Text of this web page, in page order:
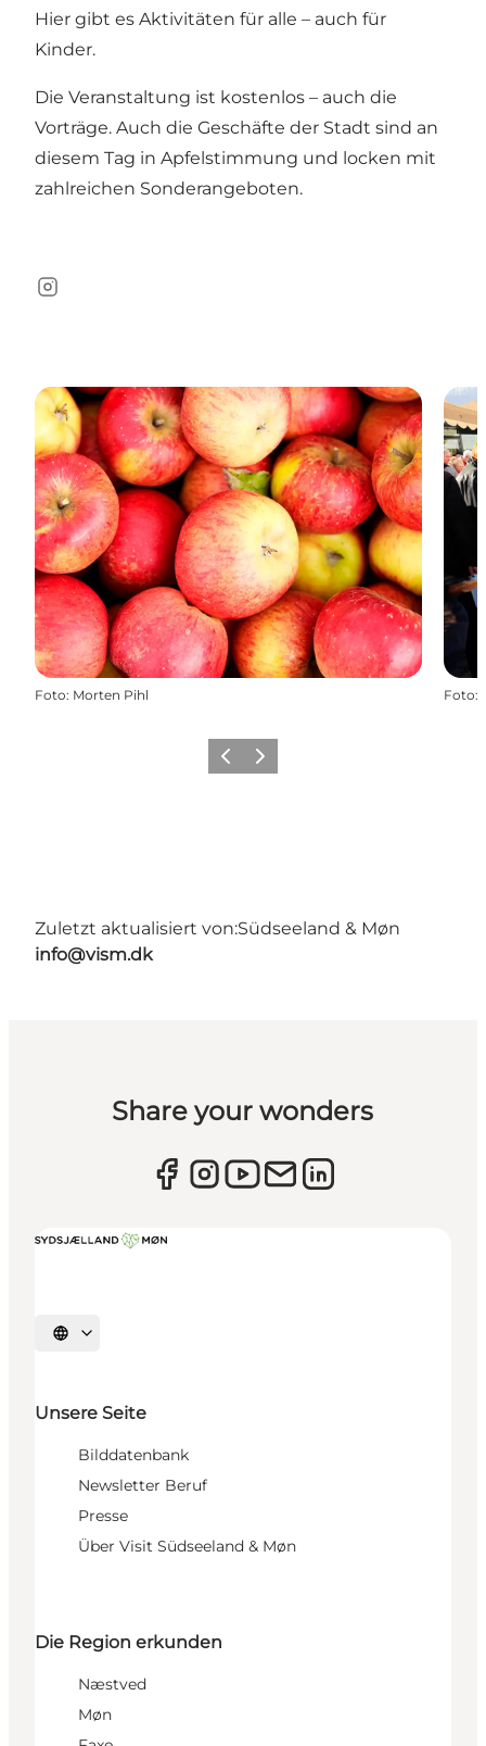
Hier gibt es Aktivitäten für alle – auch für
Kinder.
Die Veranstaltung ist kostenlos – auch die
Vorträge. Auch die Geschäfte der Stadt sind an
diesem Tag in Apfelstimmung und locken mit
zahlreichen Sonderangeboten.
Instagram
Foto: Morten Pihl Foto:
ZurückWeiter
Zuletzt aktualisiert von:Südseeland & Møn
info@vism.dk
Share your wonders
Sprache auswählen
Unsere Seite
Bilddatenbank
Newsletter Beruf
Presse
Über Visit Südseeland & Møn
Die Region erkunden
Næstved
Møn